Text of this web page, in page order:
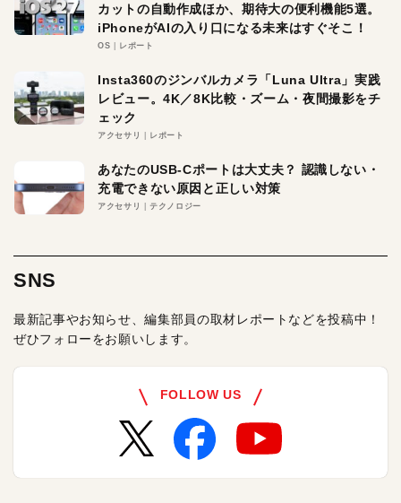
カットの自動作成ほか、期待大の便利機能5選。
iPhoneがAIの入り口になる未来はすぐそこ！
OS レポート
Insta360のジンバルカメラ「Luna Ultra」実践
レビュー。4K／8K比較・ズーム・夜間撮影をチ
ェック
アクセサリ レポート
あなたのUSB-Cポートは大丈夫？ 認識しない・
充電できない原因と正しい対策
アクセサリ テクノロジー
SNS
最新記事やお知らせ、編集部員の取材レポートなどを投稿中！
ぜひフォローをお願いします。
FOLLOW US